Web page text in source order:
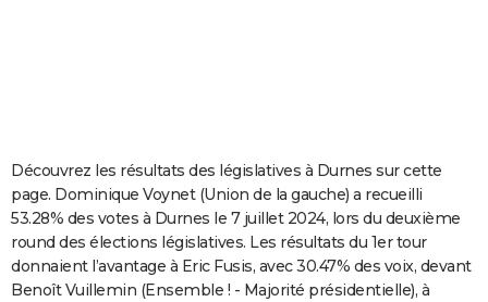
Carte de Noël
Carte Bonne année
Carte Saint-Valentin
Carte Pâques
Carte d'anniversaire
DICTIONNAIRE
Dictionnaire
Biographies
Citations
Expressions
Proverbes
PROGRAMME TV
COPAINS D'AVANT
Découvrez les résultats des législatives à Durnes sur cette
page. Dominique Voynet (Union de la gauche) a recueilli
53.28% des votes à Durnes le 7 juillet 2024, lors du deuxième
round des élections législatives. Les résultats du 1er tour
donnaient l’avantage à Eric Fusis, avec 30.47% des voix, devant
Benoît Vuillemin (Ensemble ! - Majorité présidentielle), à